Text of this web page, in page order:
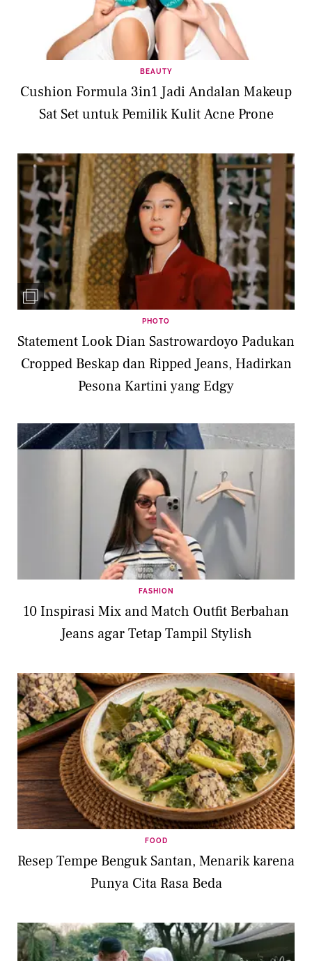
BEAUTY
Cushion Formula 3in1 Jadi Andalan Makeup
Sat Set untuk Pemilik Kulit Acne Prone
PHOTO
Statement Look Dian Sastrowardoyo Padukan
Cropped Beskap dan Ripped Jeans, Hadirkan
Pesona Kartini yang Edgy
FASHION
10 Inspirasi Mix and Match Outfit Berbahan
Jeans agar Tetap Tampil Stylish
FOOD
Resep Tempe Benguk Santan, Menarik karena
Punya Cita Rasa Beda